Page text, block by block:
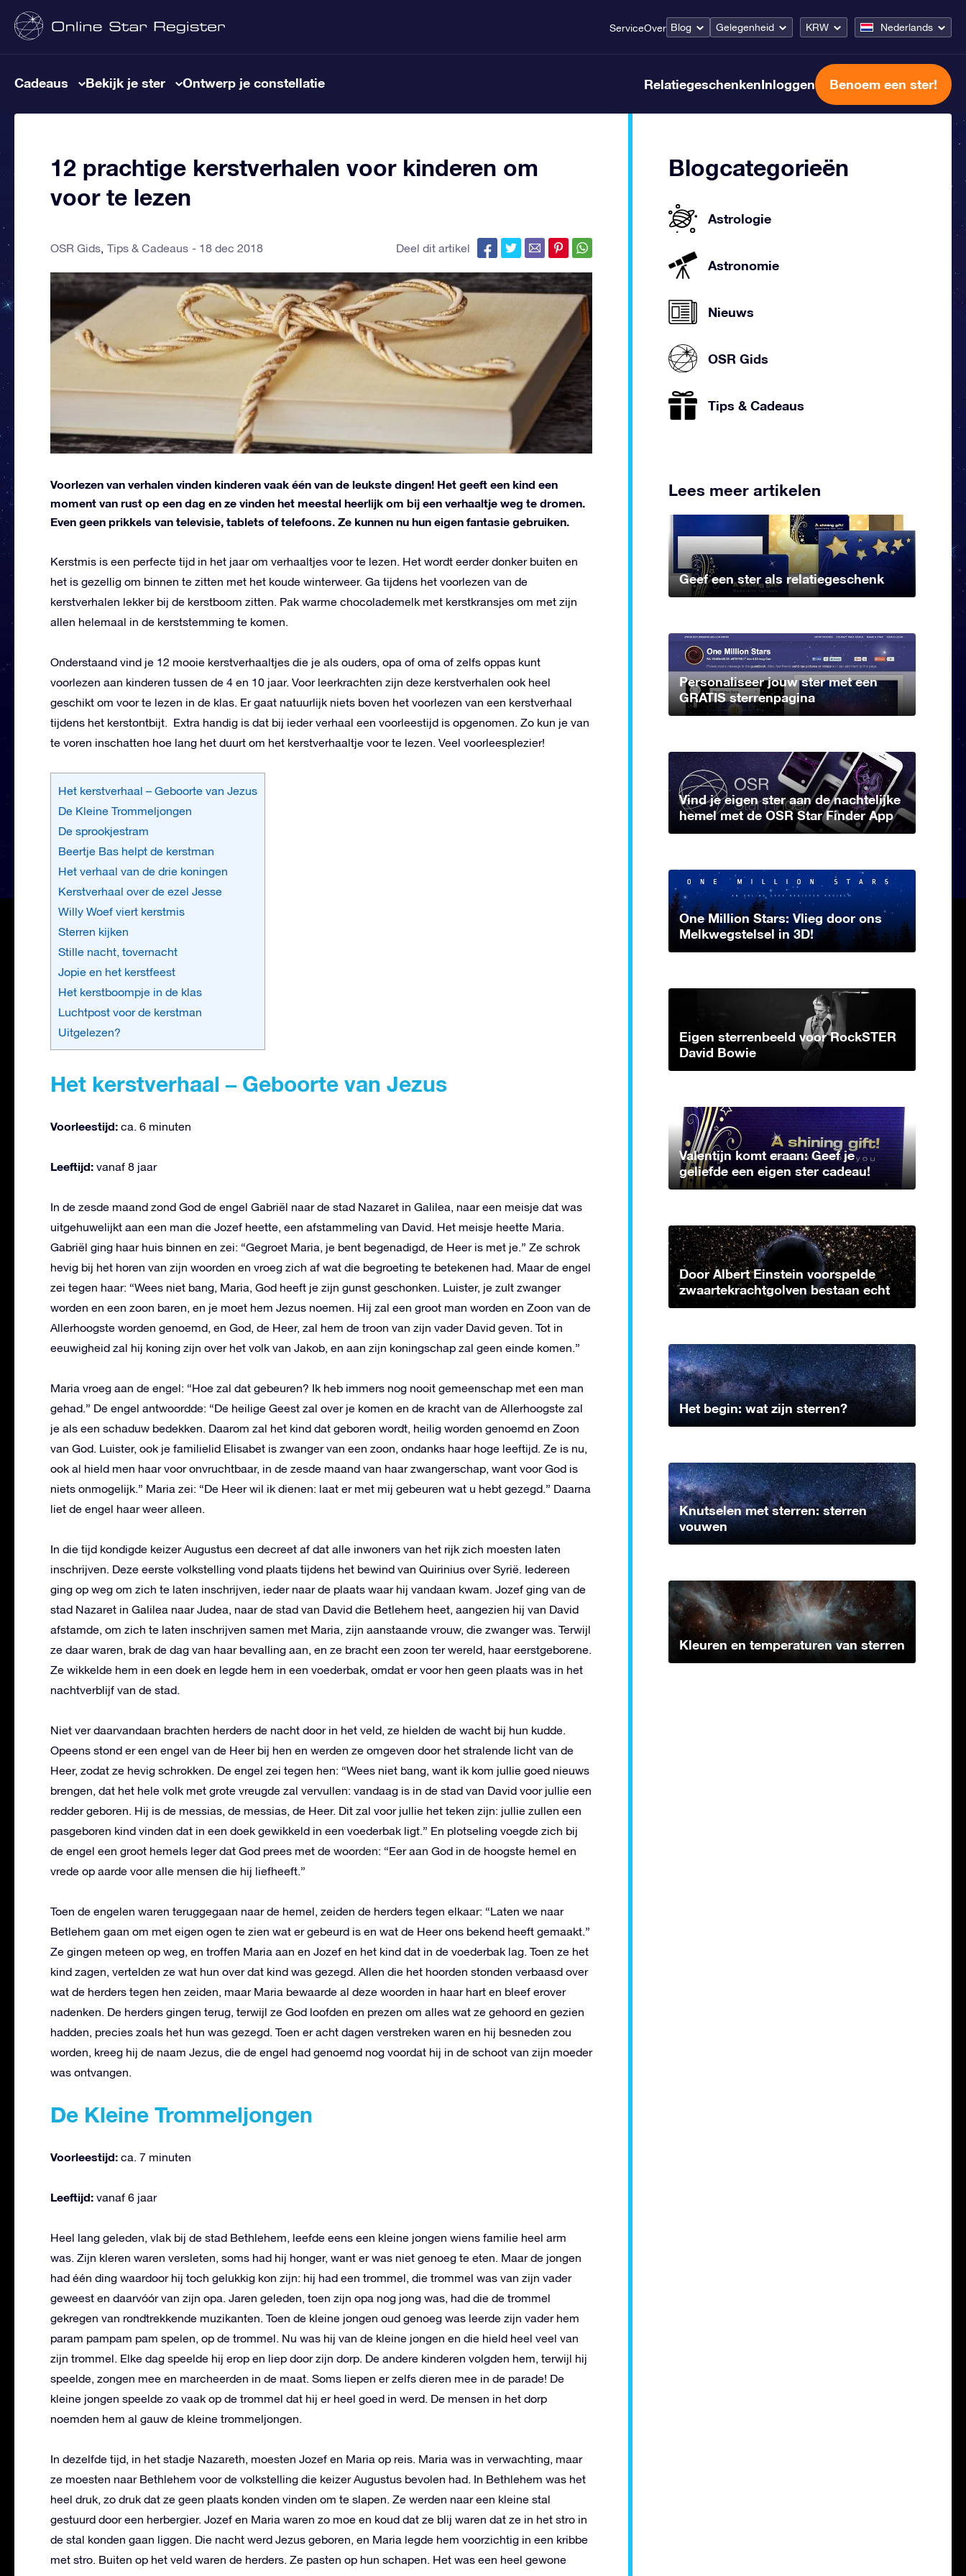
ServiceOver Blog Gelegenheid KRW Nederlands
Cadeaus Bekijk je ster Ontwerp je constellatie RelatiegeschenkenInloggen Benoem een ster!
12 prachtige kerstverhalen voor kinderen om
voor te lezen
OSR Gids Tips & Cadeaus 18 dec 2018 Deel dit artikel
Voorlezen van verhalen vinden kinderen vaak één van de leukste dingen! Het geeft een kind een
moment van rust op een dag en ze vinden het meestal heerlijk om bij een verhaaltje weg te dromen.
Even geen prikkels van televisie, tablets of telefoons. Ze kunnen nu hun eigen fantasie gebruiken.
Kerstmis is een perfecte tijd in het jaar om verhaaltjes voor te lezen. Het wordt eerder donker buiten en
het is gezellig om binnen te zitten met het koude winterweer. Ga tijdens het voorlezen van de
kerstverhalen lekker bij de kerstboom zitten. Pak warme chocolademelk met kerstkransjes om met zijn
allen helemaal in de kerststemming te komen.
Onderstaand vind je 12 mooie kerstverhaaltjes die je als ouders, opa of oma of zelfs oppas kunt
voorlezen aan kinderen tussen de 4 en 10 jaar. Voor leerkrachten zijn deze kerstverhalen ook heel
geschikt om voor te lezen in de klas. Er gaat natuurlijk niets boven het voorlezen van een kerstverhaal
tijdens het kerstontbijt. Extra handig is dat bij ieder verhaal een voorleestijd is opgenomen. Zo kun je van
te voren inschatten hoe lang het duurt om het kerstverhaaltje voor te lezen. Veel voorleesplezier!
Het kerstverhaal – Geboorte van Jezus
De Kleine Trommeljongen
De sprookjestram
Beertje Bas helpt de kerstman
Het verhaal van de drie koningen
Kerstverhaal over de ezel Jesse
Willy Woef viert kerstmis
Sterren kijken
Stille nacht, tovernacht
Jopie en het kerstfeest
Het kerstboompje in de klas
Luchtpost voor de kerstman
Uitgelezen?
Het kerstverhaal – Geboorte van Jezus
Voorleestijd: ca. 6 minuten
Leeftijd: vanaf 8 jaar
In de zesde maand zond God de engel Gabriël naar de stad Nazaret in Galilea, naar een meisje dat was
uitgehuwelijkt aan een man die Jozef heette, een afstammeling van David. Het meisje heette Maria.
Gabriël ging haar huis binnen en zei: “Gegroet Maria, je bent begenadigd, de Heer is met je.” Ze schrok
hevig bij het horen van zijn woorden en vroeg zich af wat die begroeting te betekenen had. Maar de engel
zei tegen haar: “Wees niet bang, Maria, God heeft je zijn gunst geschonken. Luister, je zult zwanger
worden en een zoon baren, en je moet hem Jezus noemen. Hij zal een groot man worden en Zoon van de
Allerhoogste worden genoemd, en God, de Heer, zal hem de troon van zijn vader David geven. Tot in
eeuwigheid zal hij koning zijn over het volk van Jakob, en aan zijn koningschap zal geen einde komen.”
Maria vroeg aan de engel: “Hoe zal dat gebeuren? Ik heb immers nog nooit gemeenschap met een man
gehad.” De engel antwoordde: “De heilige Geest zal over je komen en de kracht van de Allerhoogste zal
je als een schaduw bedekken. Daarom zal het kind dat geboren wordt, heilig worden genoemd en Zoon
van God. Luister, ook je familielid Elisabet is zwanger van een zoon, ondanks haar hoge leeftijd. Ze is nu,
ook al hield men haar voor onvruchtbaar, in de zesde maand van haar zwangerschap, want voor God is
niets onmogelijk.” Maria zei: “De Heer wil ik dienen: laat er met mij gebeuren wat u hebt gezegd.” Daarna
liet de engel haar weer alleen.
In die tijd kondigde keizer Augustus een decreet af dat alle inwoners van het rijk zich moesten laten
inschrijven. Deze eerste volkstelling vond plaats tijdens het bewind van Quirinius over Syrië. Iedereen
ging op weg om zich te laten inschrijven, ieder naar de plaats waar hij vandaan kwam. Jozef ging van de
stad Nazaret in Galilea naar Judea, naar de stad van David die Betlehem heet, aangezien hij van David
afstamde, om zich te laten inschrijven samen met Maria, zijn aanstaande vrouw, die zwanger was. Terwijl
ze daar waren, brak de dag van haar bevalling aan, en ze bracht een zoon ter wereld, haar eerstgeborene.
Ze wikkelde hem in een doek en legde hem in een voederbak, omdat er voor hen geen plaats was in het
nachtverblijf van de stad.
Niet ver daarvandaan brachten herders de nacht door in het veld, ze hielden de wacht bij hun kudde.
Opeens stond er een engel van de Heer bij hen en werden ze omgeven door het stralende licht van de
Heer, zodat ze hevig schrokken. De engel zei tegen hen: “Wees niet bang, want ik kom jullie goed nieuws
brengen, dat het hele volk met grote vreugde zal vervullen: vandaag is in de stad van David voor jullie een
redder geboren. Hij is de messias, de messias, de Heer. Dit zal voor jullie het teken zijn: jullie zullen een
pasgeboren kind vinden dat in een doek gewikkeld in een voederbak ligt.” En plotseling voegde zich bij
de engel een groot hemels leger dat God prees met de woorden: “Eer aan God in de hoogste hemel en
vrede op aarde voor alle mensen die hij liefheeft.”
Toen de engelen waren teruggegaan naar de hemel, zeiden de herders tegen elkaar: “Laten we naar
Betlehem gaan om met eigen ogen te zien wat er gebeurd is en wat de Heer ons bekend heeft gemaakt.”
Ze gingen meteen op weg, en troffen Maria aan en Jozef en het kind dat in de voederbak lag. Toen ze het
kind zagen, vertelden ze wat hun over dat kind was gezegd. Allen die het hoorden stonden verbaasd over
wat de herders tegen hen zeiden, maar Maria bewaarde al deze woorden in haar hart en bleef erover
nadenken. De herders gingen terug, terwijl ze God loofden en prezen om alles wat ze gehoord en gezien
hadden, precies zoals het hun was gezegd. Toen er acht dagen verstreken waren en hij besneden zou
worden, kreeg hij de naam Jezus, die de engel had genoemd nog voordat hij in de schoot van zijn moeder
was ontvangen.
De Kleine Trommeljongen
Voorleestijd: ca. 7 minuten
Leeftijd: vanaf 6 jaar
Heel lang geleden, vlak bij de stad Bethlehem, leefde eens een kleine jongen wiens familie heel arm
was. Zijn kleren waren versleten, soms had hij honger, want er was niet genoeg te eten. Maar de jongen
had één ding waardoor hij toch gelukkig kon zijn: hij had een trommel, die trommel was van zijn vader
geweest en daarvóór van zijn opa. Jaren geleden, toen zijn opa nog jong was, had die de trommel
gekregen van rondtrekkende muzikanten. Toen de kleine jongen oud genoeg was leerde zijn vader hem
param pampam pam spelen, op de trommel. Nu was hij van de kleine jongen en die hield heel veel van
zijn trommel. Elke dag speelde hij erop en liep door zijn dorp. De andere kinderen volgden hem, terwijl hij
speelde, zongen mee en marcheerden in de maat. Soms liepen er zelfs dieren mee in de parade! De
kleine jongen speelde zo vaak op de trommel dat hij er heel goed in werd. De mensen in het dorp
noemden hem al gauw de kleine trommeljongen.
In dezelfde tijd, in het stadje Nazareth, moesten Jozef en Maria op reis. Maria was in verwachting, maar
ze moesten naar Bethlehem voor de volkstelling die keizer Augustus bevolen had. In Bethlehem was het
heel druk, zo druk dat ze geen plaats konden vinden om te slapen. Ze werden naar een kleine stal
gestuurd door een herbergier. Jozef en Maria waren zo moe en koud dat ze blij waren dat ze in het stro in
de stal konden gaan liggen. Die nacht werd Jezus geboren, en Maria legde hem voorzichtig in een kribbe
met stro. Buiten op het veld waren de herders. Ze pasten op hun schapen. Het was een heel gewone
Blogcategorieën
Astrologie
Astronomie
Nieuws
OSR Gids
Tips & Cadeaus
Lees meer artikelen
Geef een ster als relatiegeschenk
Personaliseer jouw ster met een
GRATIS sterrenpagina
Vind je eigen ster aan de nachtelijke
hemel met de OSR Star Finder App
One Million Stars: Vlieg door ons
Melkwegstelsel in 3D!
Eigen sterrenbeeld voor RockSTER
David Bowie
Valentijn komt eraan: Geef je
geliefde een eigen ster cadeau!
Door Albert Einstein voorspelde
zwaartekrachtgolven bestaan echt
Het begin: wat zijn sterren?
Knutselen met sterren: sterren
vouwen
Kleuren en temperaturen van sterren